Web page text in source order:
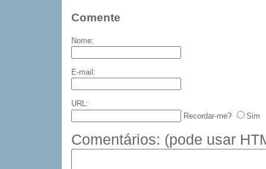
Comente
Nome:
E-mail:
URL:
Recordar-me?
Sim
Comentários: (pode usar